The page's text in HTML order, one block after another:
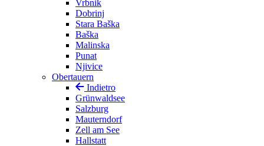
Vrbnik
Dobrinj
Stara Baška
Baška
Malinska
Punat
Njivice
Obertauern
Indietro
Grünwaldsee
Salzburg
Mauterndorf
Zell am See
Hallstatt